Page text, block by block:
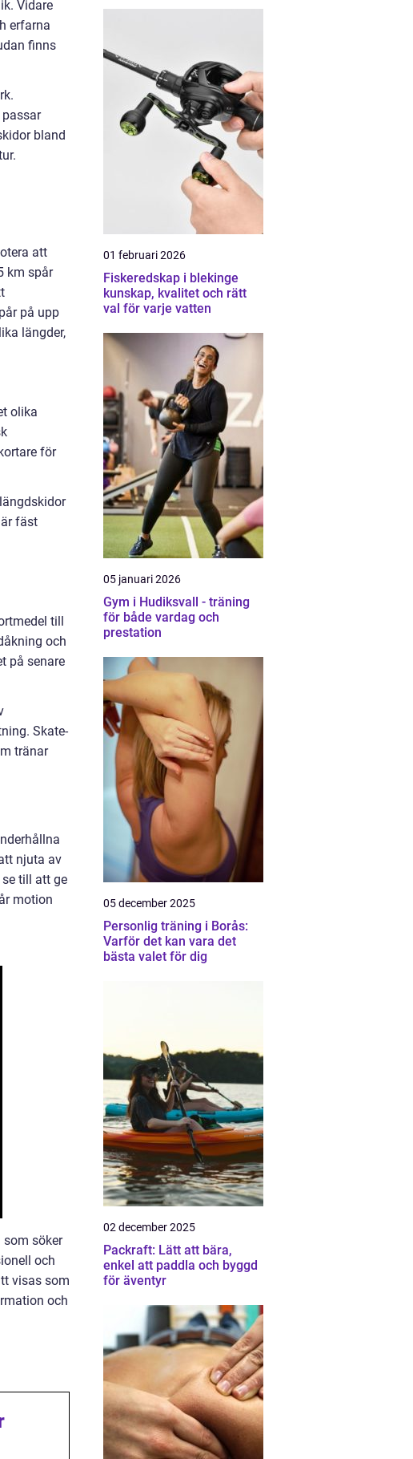
Vidare
erfarna
finns
bland
att
km spår
på upp
längder,
olika
för
fäst
till
och
på senare
Skate-
tränar
njuta av
till att ge
motion
som söker
och
visas som
och
01 februari 2026
Fiskeredskap i blekinge
kunskap, kvalitet och rätt
val för varje vatten
05 januari 2026
Gym i Hudiksvall - träning
för både vardag och
prestation
05 december 2025
Personlig träning i Borås:
Varför det kan vara det
bästa valet för dig
02 december 2025
Packraft: Lätt att bära,
enkel att paddla och byggd
för äventyr